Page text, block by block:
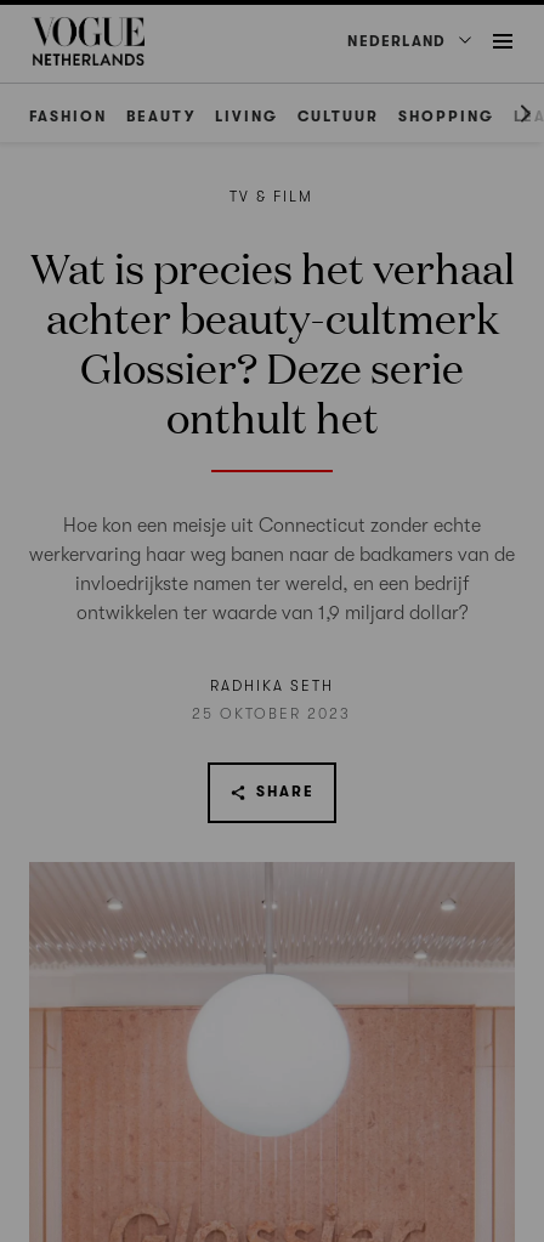
NEDERLAND
FASHION BEAUTY LIVING CULTUUR SHOPPING
TV & FILM
Wat is precies het verhaal
achter beauty-cultmerk
Glossier? Deze serie
onthult het
Hoe kon een meisje uit Connecticut zonder echte
werkervaring haar weg banen naar de badkamers van de
invloedrijkste namen ter wereld, en een bedrijf
ontwikkelen ter waarde van 1,9 miljard dollar?
RADHIKA SETH
25 OKTOBER 2023
SHARE